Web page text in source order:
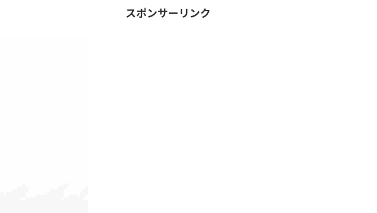
スポンサーリンク